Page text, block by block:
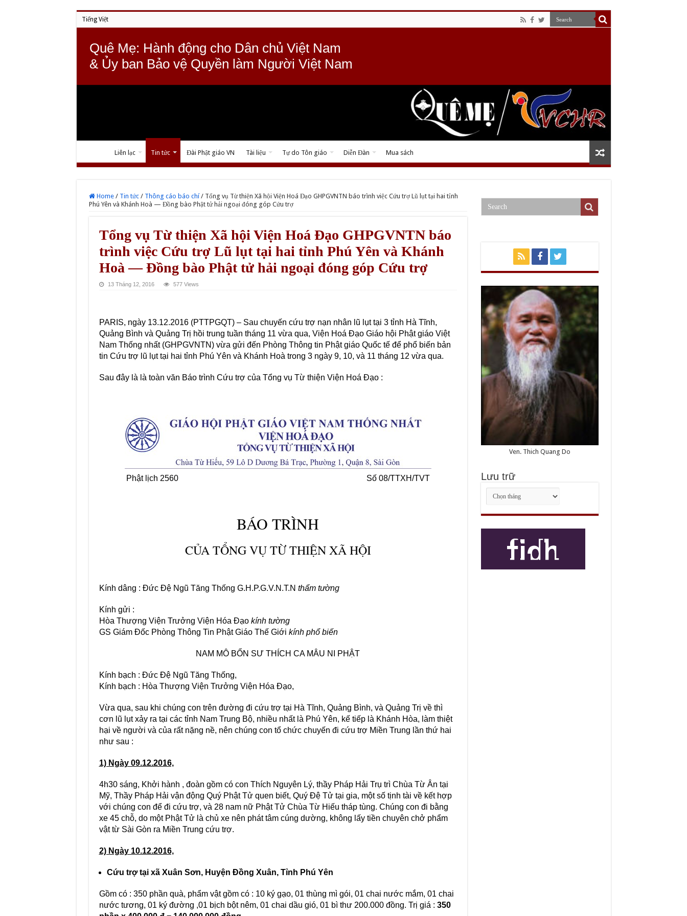
Tiếng Việt
Quê Mẹ: Hành động cho Dân chủ Việt Nam
& Ủy ban Bảo vệ Quyền làm Người Việt Nam
Liên lạc Tin tức Đài Phật giáo VN Tài liệu Tự do Tôn giáo Diễn Đàn Mua sách
Home / Tin tức / Thông cáo báo chí / Tổng vụ Từ thiện Xã hội Viện Hoá Đạo GHPGVNTN báo trình việc Cứu trợ Lũ lụt tại hai tỉnh
Phú Yên và Khánh Hoà — Đồng bào Phật tử hải ngoại đóng góp Cứu trợ
Tổng vụ Từ thiện Xã hội Viện Hoá Đạo GHPGVNTN báo
trình việc Cứu trợ Lũ lụt tại hai tỉnh Phú Yên và Khánh
Hoà — Đồng bào Phật tử hải ngoại đóng góp Cứu trợ
13 Tháng 12, 2016 577 Views
PARIS, ngày 13.12.2016 (PTTPGQT) – Sau chuyến cứu trợ nạn nhân lũ lụt tại 3 tỉnh Hà Tĩnh,
Quảng Bình và Quảng Trị hồi trung tuần tháng 11 vừa qua, Viện Hoá Đạo Giáo hội Phật giáo Việt
Nam Thống nhất (GHPGVNTN) vừa gửi đến Phòng Thông tin Phật giáo Quốc tế để phổ biến bản
tin Cứu trợ lũ lụt tại hai tỉnh Phú Yên và Khánh Hoà trong 3 ngày 9, 10, và 11 tháng 12 vừa qua.
Sau đây là là toàn văn Báo trình Cứu trợ của Tổng vụ Từ thiện Viện Hoá Đạo :
Phật lịch 2560 Số 08/TTXH/TVT
BÁO TRÌNH
CỦA TỔNG VỤ TỪ THIỆN XÃ HỘI
Kính dâng : Đức Đệ Ngũ Tăng Thống G.H.P.G.V.N.T.N thẩm tường
Kính gửi :
Hòa Thượng Viện Trưởng Viện Hóa Đạo kính tường
GS Giám Đốc Phòng Thông Tin Phật Giáo Thế Giới kính phổ biến
NAM MÔ BỔN SƯ THÍCH CA MÂU NI PHẬT
Kính bạch : Đức Đệ Ngũ Tăng Thống,
Kính bạch : Hòa Thượng Viện Trưởng Viện Hóa Đạo,
Vừa qua, sau khi chúng con trên đường đi cứu trợ tại Hà Tĩnh, Quảng Bình, và Quảng Trị về thì
cơn lũ lụt xảy ra tại các tỉnh Nam Trung Bộ, nhiều nhất là Phú Yên, kế tiếp là Khánh Hòa, làm thiệt
hại về người và của rất nặng nề, nên chúng con tổ chức chuyến đi cứu trợ Miền Trung lần thứ hai
như sau :
1) Ngày 09.12.2016,
4h30 sáng, Khởi hành , đoàn gồm có con Thích Nguyên Lý, thầy Pháp Hải Trụ trì Chùa Từ Ân tại
Mỹ, Thầy Pháp Hải vận động Quý Phật Tử quen biết, Quý Đệ Tử tại gia, một số tịnh tài về kết hợp
với chúng con để đi cứu trợ, và 28 nam nữ Phật Tử Chùa Từ Hiếu tháp tùng. Chúng con đi bằng
xe 45 chỗ, do một Phật Tử là chủ xe nên phát tâm cúng dường, không lấy tiền chuyên chở phẩm
vật từ Sài Gòn ra Miền Trung cứu trợ.
2) Ngày 10.12.2016,
Cứu trợ tại xã Xuân Sơn, Huyện Đồng Xuân, Tỉnh Phú Yên
Gồm có : 350 phần quà, phẩm vật gồm có : 10 ký gạo, 01 thùng mì gói, 01 chai nước mắm, 01 chai
nước tương, 01 ký đường ,01 bịch bột nêm, 01 chai dầu gió, 01 bì thư 200.000 đồng. Trị giá : 350
Ven. Thich Quang Do
Lưu trữ
Lưu
trữ